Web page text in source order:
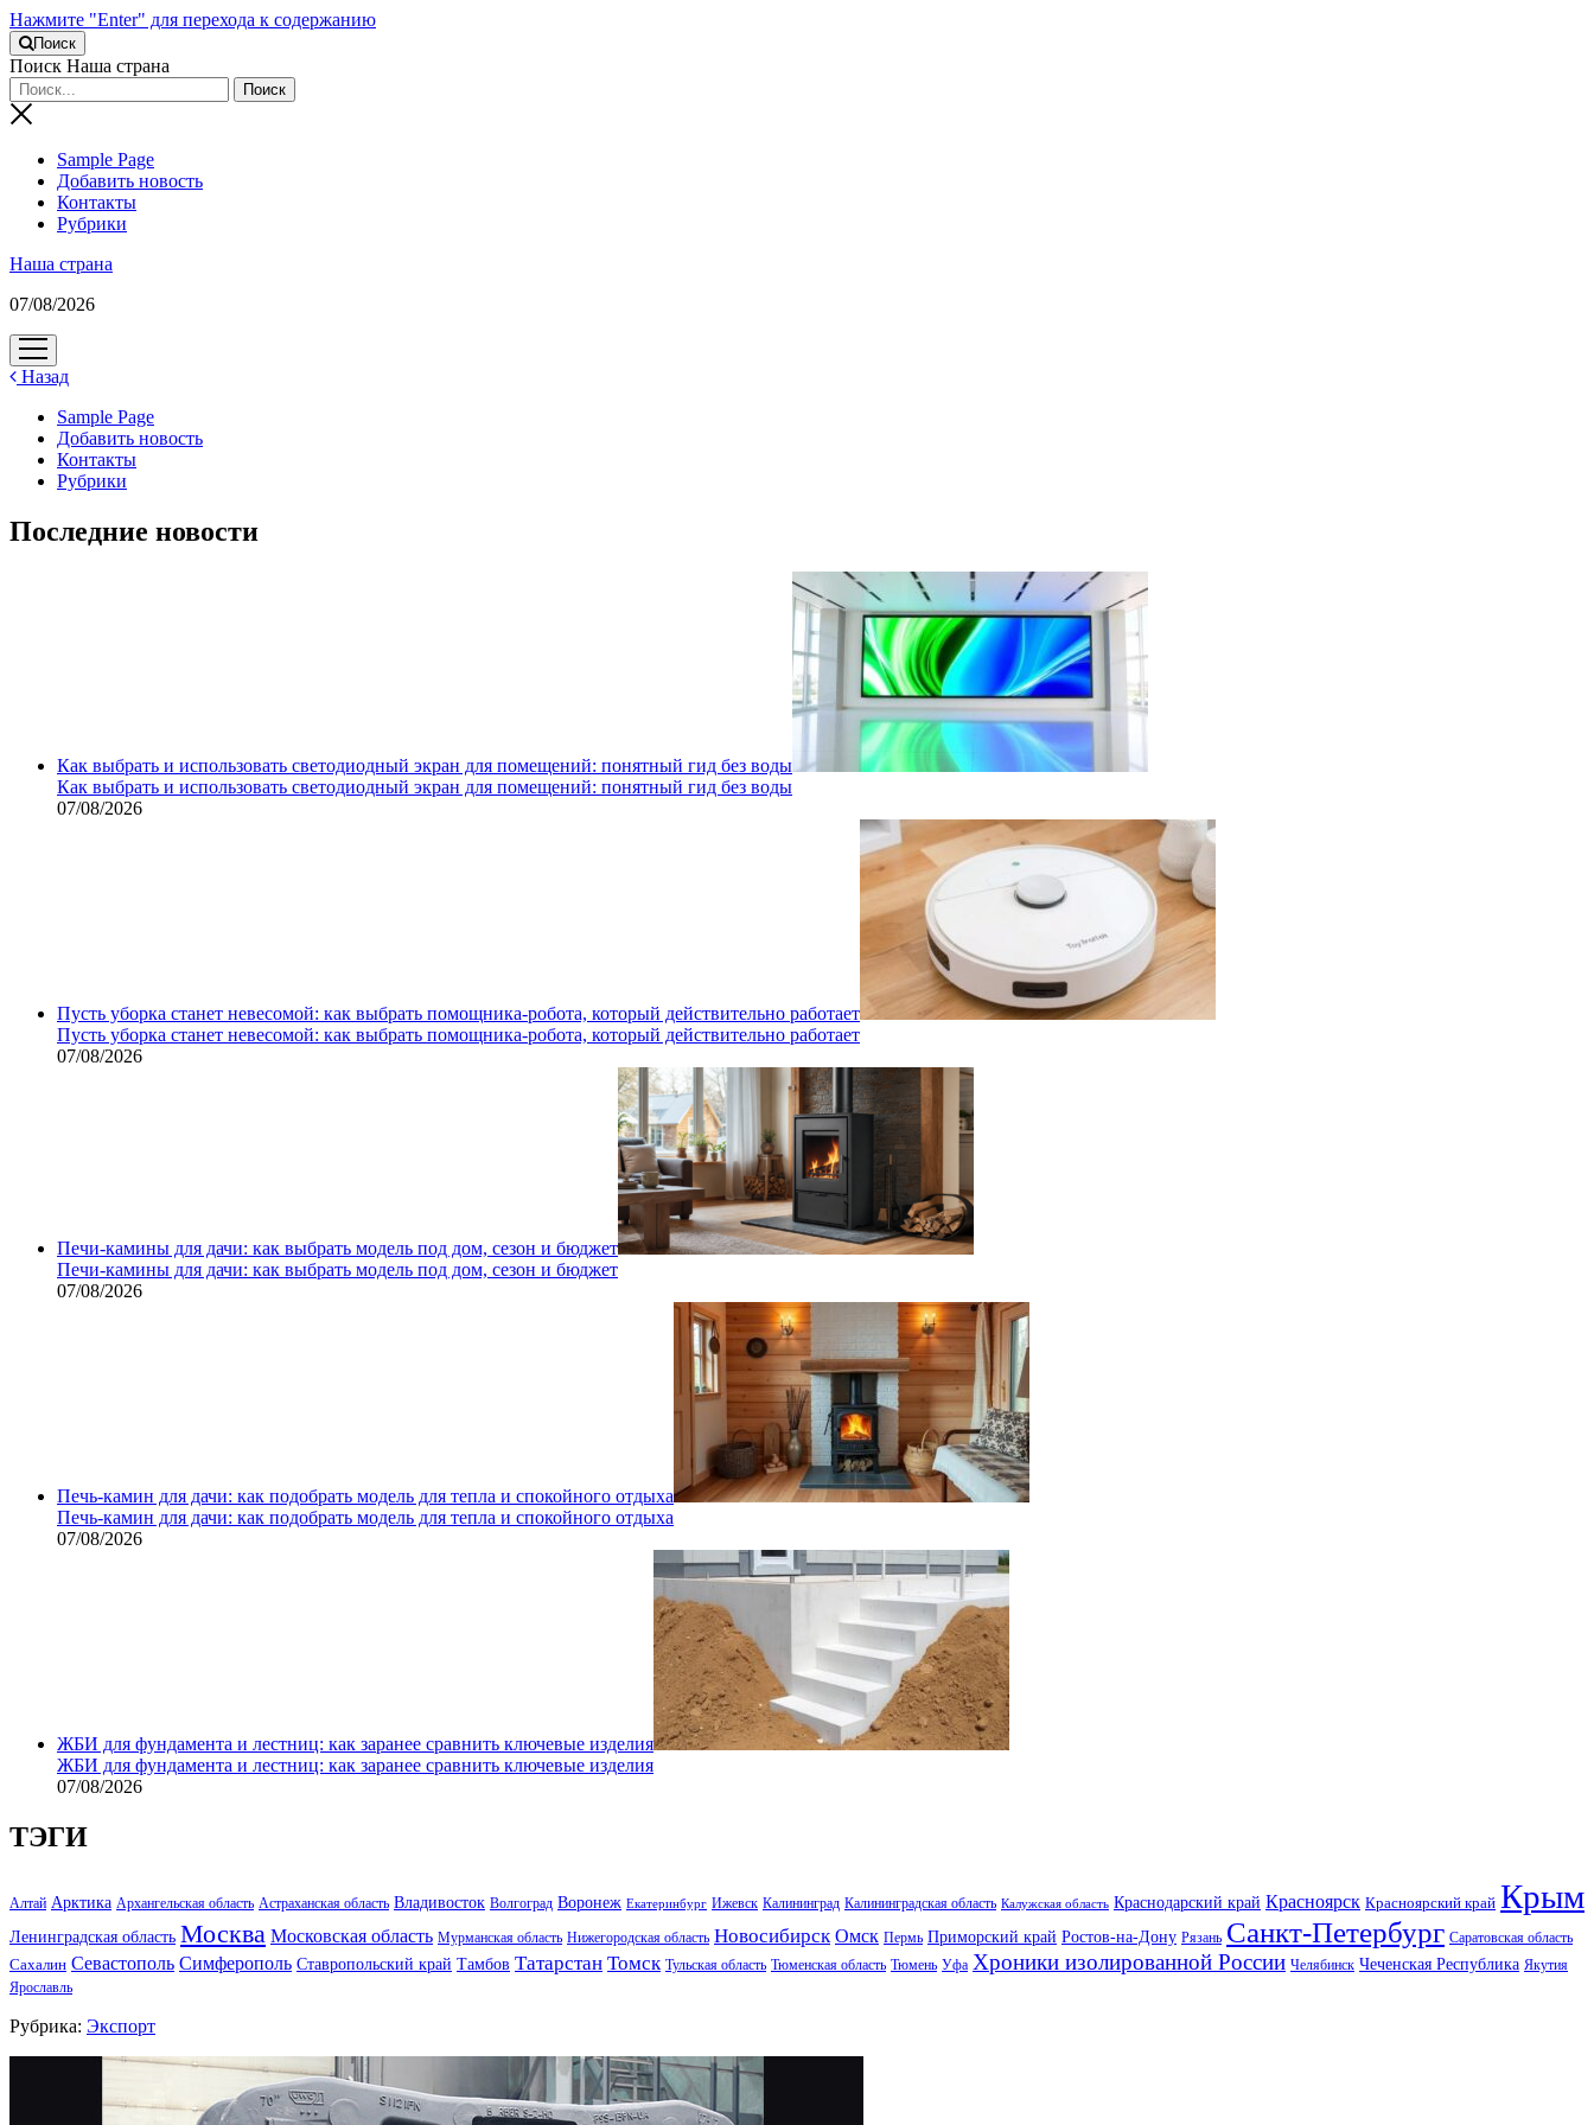
Нажмите "Enter" для перехода к содержанию
Поиск
Поиск Наша страна
Sample Page
Добавить новость
Контакты
Рубрики
Наша страна
07/08/2026
открыть
меню
Назад
Sample Page
Добавить новость
Контакты
Рубрики
Последние новости
Как выбрать и использовать светодиодный экран для помещений: понятный гид без воды
Как выбрать и использовать светодиодный экран для помещений: понятный гид без воды
07/08/2026
Пусть уборка станет невесомой: как выбрать помощника‑робота, который действительно работает
Пусть уборка станет невесомой: как выбрать помощника‑робота, который действительно работает
07/08/2026
Печи-камины для дачи: как выбрать модель под дом, сезон и бюджет
Печи-камины для дачи: как выбрать модель под дом, сезон и бюджет
07/08/2026
Печь-камин для дачи: как подобрать модель для тепла и спокойного отдыха
Печь-камин для дачи: как подобрать модель для тепла и спокойного отдыха
07/08/2026
ЖБИ для фундамента и лестниц: как заранее сравнить ключевые изделия
ЖБИ для фундамента и лестниц: как заранее сравнить ключевые изделия
07/08/2026
ТЭГИ
Алтай Арктика Архангельская область Астраханская область Владивосток Волгоград Воронеж Екатеринбург Ижевск Калининград Калининградская область Калужская область Краснодарский край Красноярск Красноярский край Крым
Ленинградская область Москва Московская область Мурманская область Нижегородская область Новосибирск Омск Пермь Приморский край Ростов-на-Дону Рязань Санкт-Петербург Саратовская область
Сахалин Севастополь Симферополь Ставропольский край Тамбов Татарстан Томск Тульская область Тюменская область Тюмень Уфа Хроники изолированной России Челябинск Чеченская Республика Якутия
Ярославль
Рубрика: Экспорт